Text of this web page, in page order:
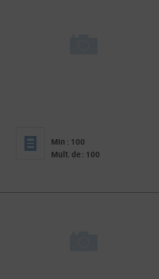
Min : 100
Mult. de : 100